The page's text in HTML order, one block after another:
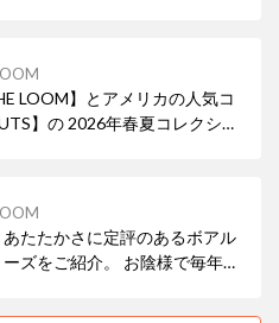
躍。外出が楽しくなるアイテ
LOOM】とアメリカの人気コ
】の 2026年春夏コレクショ
一枚です。
たたかさに定評のあるボアル
介。 お陰様で毎年好
確立したアイテムとなりま